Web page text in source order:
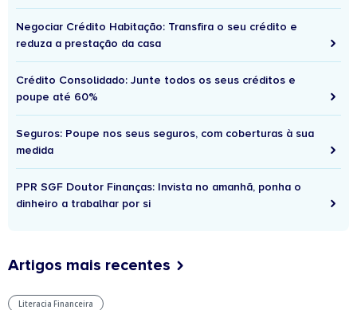
Negociar Crédito Habitação: Transfira o seu crédito e
reduza a prestação da casa
Crédito Consolidado: Junte todos os seus créditos e
poupe até 60%
Seguros: Poupe nos seus seguros, com coberturas à sua
medida
PPR SGF Doutor Finanças: Invista no amanhã, ponha o
dinheiro a trabalhar por si
Artigos mais recentes
Literacia Financeira